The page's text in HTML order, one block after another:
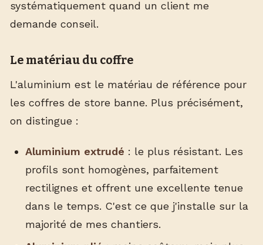
systématiquement quand un client me
demande conseil.
Le matériau du coffre
L'aluminium est le matériau de référence pour
les coffres de store banne. Plus précisément,
on distingue :
Aluminium extrudé : le plus résistant. Les
profils sont homogènes, parfaitement
rectilignes et offrent une excellente tenue
dans le temps. C'est ce que j'installe sur la
majorité de mes chantiers.